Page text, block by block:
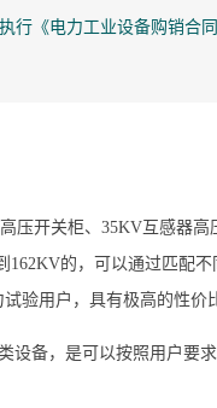
《电力工业设备购销合
压开关柜、35KV互感器
的，可以通过匹配
验用户，具有极高的性价
设备，是可以按照用户要